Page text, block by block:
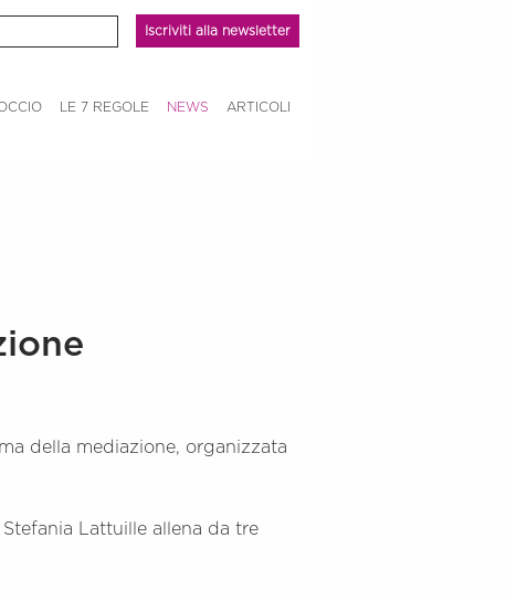
LE 7 REGOLE NEWS ARTICOLI
Iscriviti alla newsletter
della mediazione, organizzata
Lattuille allena da tre